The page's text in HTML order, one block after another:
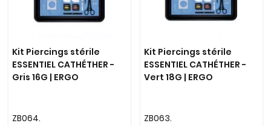
Kit Piercings stérile
ESSENTIEL CATHÉTHER -
Gris 16G | ERGO
ZB064.
Kit Piercings stérile
ESSENTIEL CATHÉTHER -
Vert 18G | ERGO
ZB063.